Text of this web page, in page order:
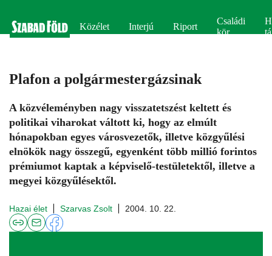
Közélet Interjú Riport
Családi
kör
Plafon a polgármestergázsinak
A közvéleményben nagy visszatetszést keltett és
politikai viharokat váltott ki, hogy az elmúlt
hónapokban egyes városvezetők, illetve közgyűlési
elnökök nagy összegű, egyenként több millió forintos
prémiumot kaptak a képviselő-testületektől, illetve a
megyei közgyűlésektől.
Hazai élet Szarvas Zsolt 2004. 10. 22.